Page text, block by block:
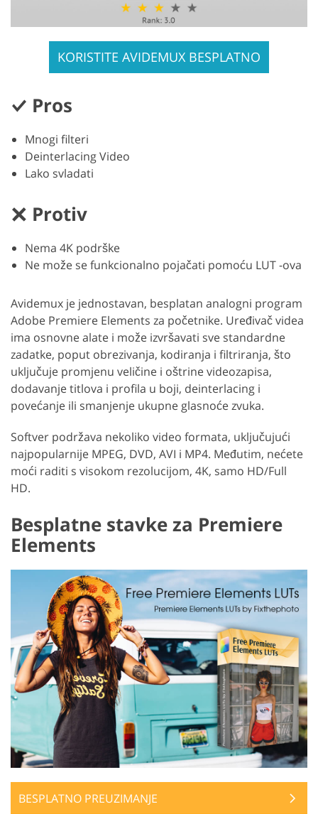
KORISTITE AVIDEMUX BESPLATNO
Pros
Mnogi filteri
Deinterlacing Video
Lako svladati
Protiv
Nema 4K podrške
Ne može se funkcionalno pojačati pomoću LUT -ova
Avidemux je jednostavan, besplatan analogni program
Adobe Premiere Elements za početnike. Uređivač videa
ima osnovne alate i može izvršavati sve standardne
zadatke, poput obrezivanja, kodiranja i filtriranja, što
uključuje promjenu veličine i oštrine videozapisa,
dodavanje titlova i profila u boji, deinterlacing i
povećanje ili smanjenje ukupne glasnoće zvuka.
Softver podržava nekoliko video formata, uključujući
najpopularnije MPEG, DVD, AVI i MP4. Međutim, nećete
moći raditi s visokom rezolucijom, 4K, samo HD/Full
HD.
Besplatne stavke za Premiere
Elements
BESPLATNO PREUZIMANJE